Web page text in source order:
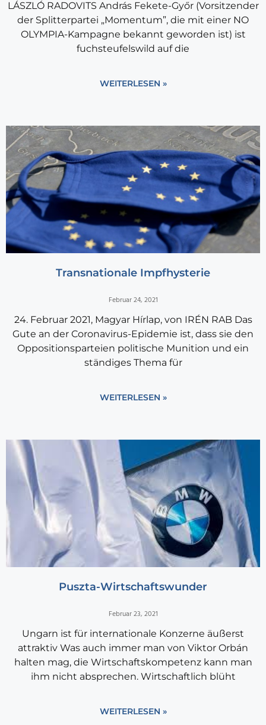
LÁSZLÓ RADOVITS András Fekete-Győr (Vorsitzender
der Splitterpartei „Momentum”, die mit einer NO
OLYMPIA-Kampagne bekannt geworden ist) ist
fuchsteufelswild auf die
WEITERLESEN »
Transnationale Impfhysterie
Februar 24, 2021
24. Februar 2021, Magyar Hírlap, von IRÉN RAB Das
Gute an der Coronavirus-Epidemie ist, dass sie den
Oppositionsparteien politische Munition und ein
ständiges Thema für
WEITERLESEN »
Puszta-Wirtschaftswunder
Februar 23, 2021
Ungarn ist für internationale Konzerne äußerst
attraktiv Was auch immer man von Viktor Orbán
halten mag, die Wirtschaftskompetenz kann man
ihm nicht absprechen. Wirtschaftlich blüht
WEITERLESEN »